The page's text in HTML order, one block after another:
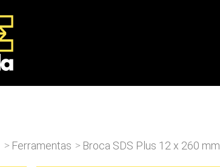
> Ferramentas > Broca SDS Plus 12 x 260 mm